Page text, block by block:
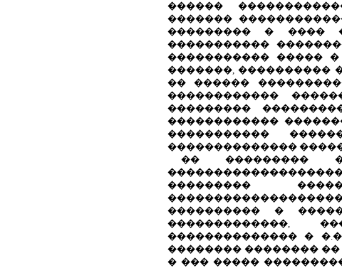
������
�������
��������� � ����
�����������
����������� �����
�������, ����������
�� ������
������������
���������
������������
�����������
��������������
�� ���������
���������
���������� �
�������������,
�������������� �
�������� �������� ��
� ��� �����